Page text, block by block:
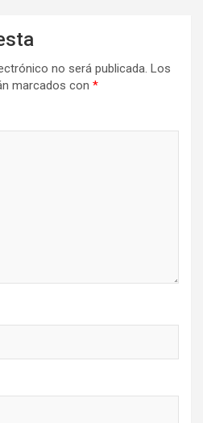
no será publicada. Los
marcados con *